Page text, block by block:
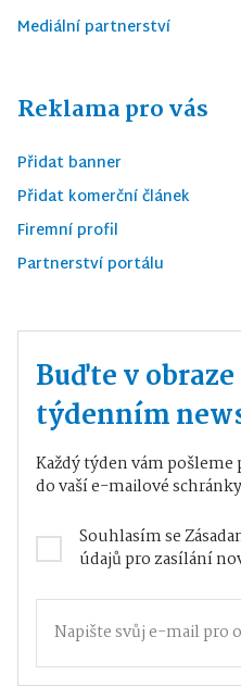
Mediální partnerství
Reklama pro vás
Přidat banner
Přidat komerční článek
Firemní profil
Partnerství portálu
Buďte v
týdenním
Každý týden vám
do vaší e-mailové
Souhlasím se
údajůpro zasílání